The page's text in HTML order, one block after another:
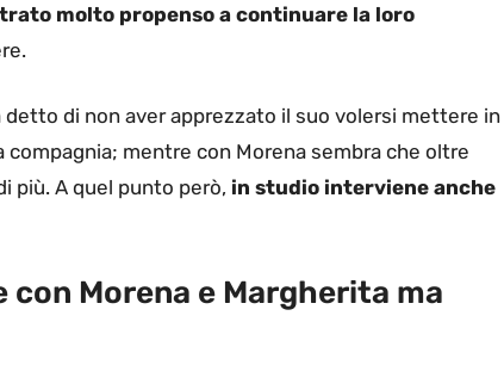
molto propenso a continuare la loro
di non aver apprezzato il suo volersi mettere in
mentre con Morena sembra che oltre
più. A quel punto però, in studio interviene anche
con Morena e Margherita ma